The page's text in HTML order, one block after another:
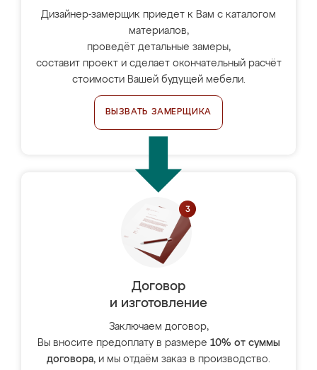
Дизайнер-замерщик приедет к Вам с каталогом
материалов,
проведёт детальные замеры,
составит проект и сделает окончательный расчёт
стоимости Вашей будущей мебели.
ВЫЗВАТЬ ЗАМЕРЩИКА
Договор
и изготовление
Заключаем договор,
Вы вносите предоплату в размере 10% от суммы
договора, и мы отдаём заказ в производство.